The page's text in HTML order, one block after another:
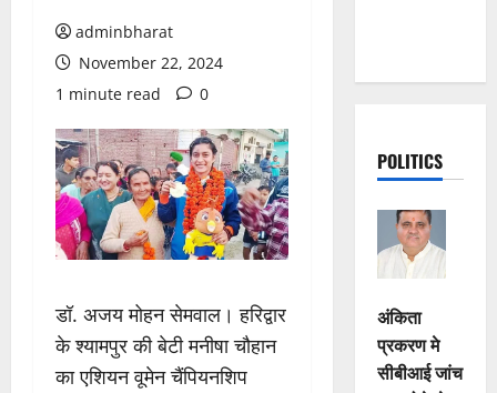
adminbharat
November 22, 2024
1 minute read
0
डॉ. अजय मोहन सेमवाल। हरिद्वार
के श्यामपुर की बेटी मनीषा चौहान
का एशियन वूमेन चैंपियनशिप
POLITICS
अंकिता
प्रकरण मे
सीबीआई जांच